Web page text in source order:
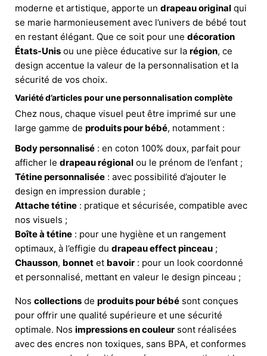
moderne et artistique, apporte un drapeau original qui
se marie harmonieusement avec l’univers de bébé tout
en restant élégant. Que ce soit pour une décoration
États-Unis ou une pièce éducative sur la région, ce
design accentue la valeur de la personnalisation et la
sécurité de vos choix.
Variété d’articles pour une personnalisation complète
Chez nous, chaque visuel peut être imprimé sur une
large gamme de produits pour bébé, notamment :
Body personnalisé : en coton 100% doux, parfait pour
afficher le drapeau régional ou le prénom de l’enfant ;
Tétine personnalisée : avec possibilité d’ajouter le
design en impression durable ;
Attache tétine : pratique et sécurisée, compatible avec
nos visuels ;
Boîte à tétine : pour une hygiène et un rangement
optimaux, à l’effigie du drapeau effect pinceau ;
Chausson, bonnet et bavoir : pour un look coordonné
et personnalisé, mettant en valeur le design pinceau ;
Nos collections de produits pour bébé sont conçues
pour offrir une qualité supérieure et une sécurité
optimale. Nos impressions en couleur sont réalisées
avec des encres non toxiques, sans BPA, et conformes